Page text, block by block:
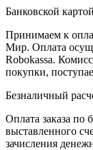
Банковской
Принимаем к
Мир. Оплата
Robokassa.
покупки,
Безналичный
Оплата заказа по
выставленного
зачисления